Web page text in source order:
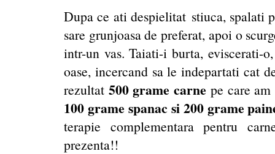
Dupa ce ati despielitat stiuca, spalati
sare grunjoasa de preferat, apoi o
intr-un vas. Taiati-i burta, eviscerati-
oase, incercand sa le indepartati cat
rezultat 500 grame carne pe care
100 grame spanac si 200 grame
terapie complementara pentru
prezenta!!